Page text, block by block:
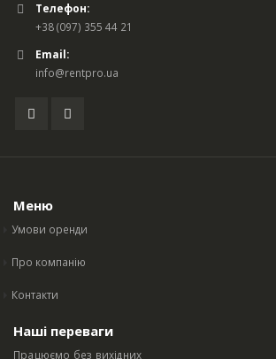
Телефон:
+38 (097) 355 44 21
Email:
info@rentpro.ua
Меню
Умови оренди
Про компанію
Контакти
Наші переваги
Працюємо без вихідних